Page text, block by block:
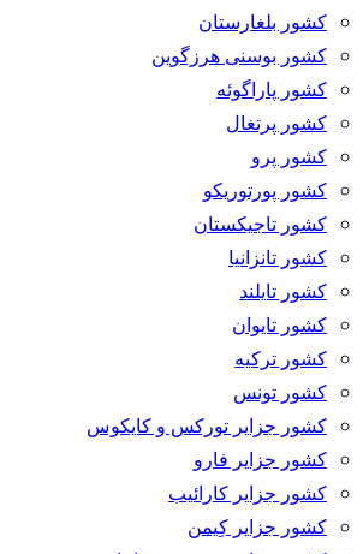
کشور بلغارستان
کشور بوسنی هرزگوین
کشور پاراگوئه
کشور پرتغال
کشور پرو
کشور پورتوریکو
کشور تاجیکستان
کشور تانزانیا
کشور تایلند
کشور تایوان
کشور ترکیه
کشور تونس
کشور جزایر تورکس و کایکوس
کشور جزایر فارو
کشور جزایر کارائیب
کشور جزایر کِیمن